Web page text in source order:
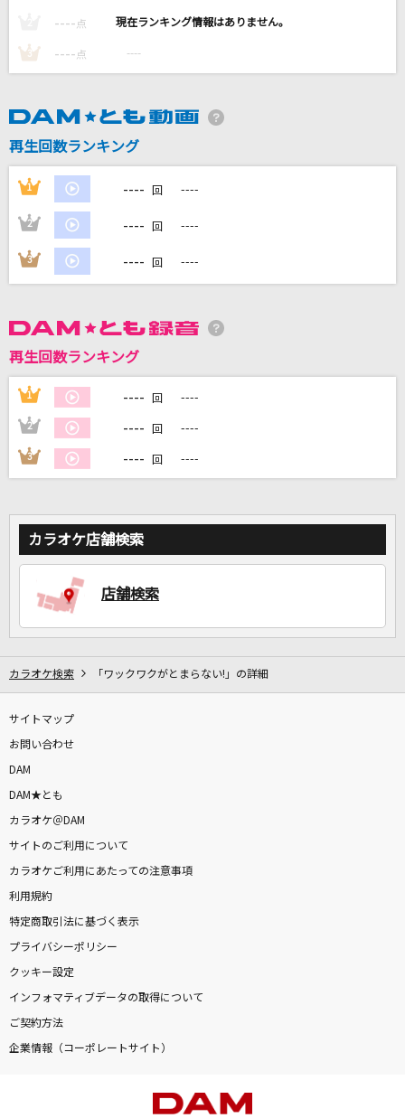
だれかの心臓になれたなら
Night rider (Taiga Kyomoto)
SixTONES
DAMの新曲・ランキングなど
DAMに会員登録・ログインして
カラオケをもっと楽しもう！
---- 点 ----
3 ---- 点 ----
再生回数ランキング
1 ---- 回 ----
2 ---- 回 ----
3 ---- 回 ----
再生回数ランキング
1 ---- 回 ----
2 ---- 回 ----
3 ---- 回 ----
カラオケ店舗検索
店舗検索
カラオケ検索 「ワックワクがとまらない!」の詳細
サイトマップ
お問い合わせ
DAM
DAM★とも
カラオケ＠DAM
サイトのご利用について
カラオケご利用にあたっての注意事項
利用規約
特定商取引法に基づく表示
プライバシーポリシー
クッキー設定
インフォマティブデータの取得について
ご契約方法
企業情報（コーポレートサイト）